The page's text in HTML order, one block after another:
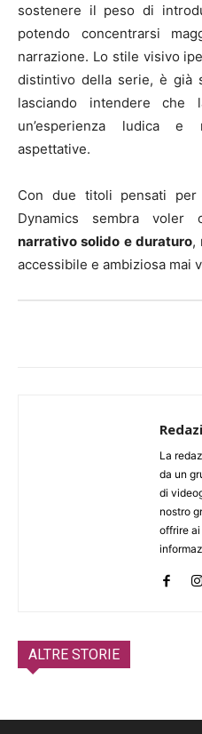
sostenere il peso di
potendo concentrarsi
narrazione. Lo stile visivo
distintivo della serie, è già
lasciando intendere
un’esperienza ludica e
aspettative.
Con due titoli pensati
Dynamics sembra voler
narrativo solido e duraturo,
accessibile e ambiziosa mai
La
da un
di
nostro
offrire
ALTRE STORIE